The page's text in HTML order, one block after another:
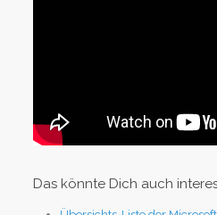
Das könnte Dich auch